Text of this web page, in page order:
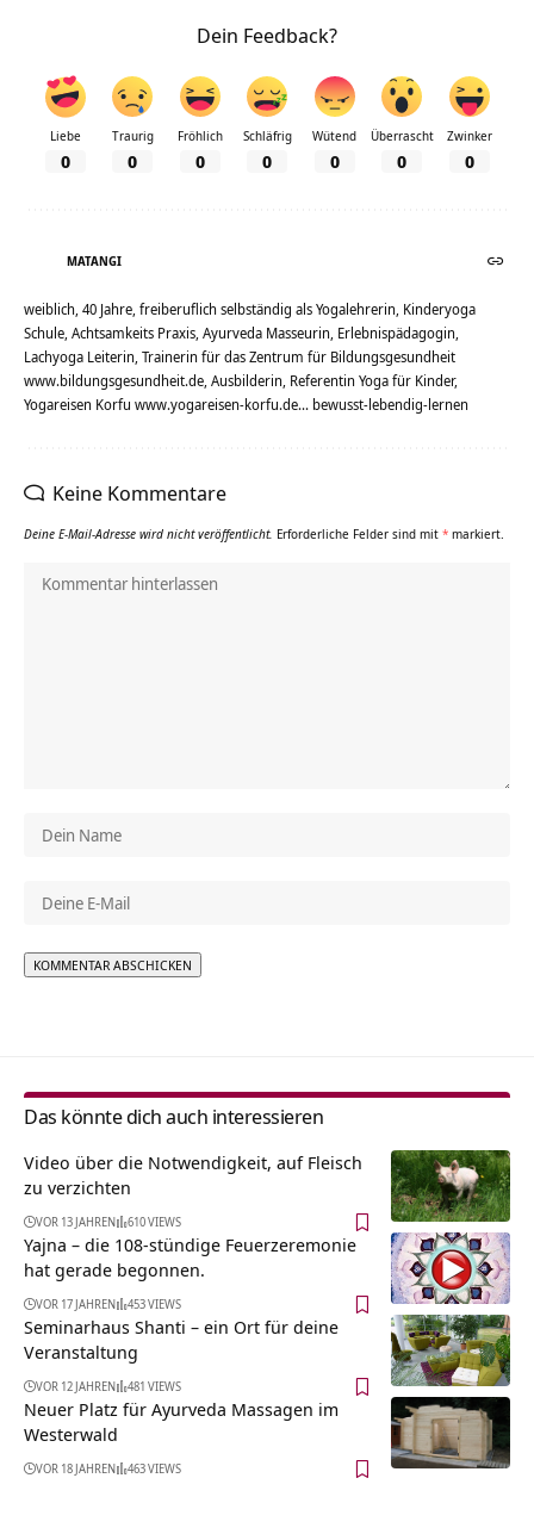
Dein Feedback?
Liebe
0
Traurig
0
Fröhlich
0
Schläfrig
0
Wütend
0
Überrascht
0
Zwinker
0
MATANGI
weiblich, 40 Jahre, freiberuflich selbständig als Yogalehrerin, Kinderyoga
Schule, Achtsamkeits Praxis, Ayurveda Masseurin, Erlebnispädagogin,
Lachyoga Leiterin, Trainerin für das Zentrum für Bildungsgesundheit
www.bildungsgesundheit.de, Ausbilderin, Referentin Yoga für Kinder,
Yogareisen Korfu www.yogareisen-korfu.de... bewusst-lebendig-lernen
Keine Kommentare
Deine E-Mail-Adresse wird nicht veröffentlicht. Erforderliche Felder sind mit * markiert.
Das könnte dich auch interessieren
Video über die Notwendigkeit, auf Fleisch
zu verzichten
VOR 13 JAHREN 610 VIEWS
Yajna – die 108-stündige Feuerzeremonie
hat gerade begonnen.
VOR 17 JAHREN 453 VIEWS
Seminarhaus Shanti – ein Ort für deine
Veranstaltung
VOR 12 JAHREN 481 VIEWS
Neuer Platz für Ayurveda Massagen im
Westerwald
VOR 18 JAHREN 463 VIEWS